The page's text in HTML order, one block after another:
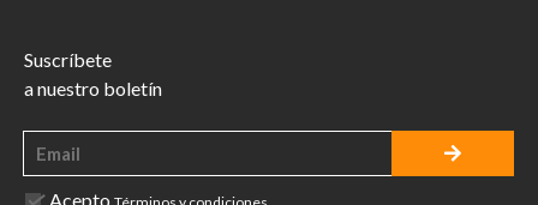
Suscríbete
a nuestro boletín
Acepto